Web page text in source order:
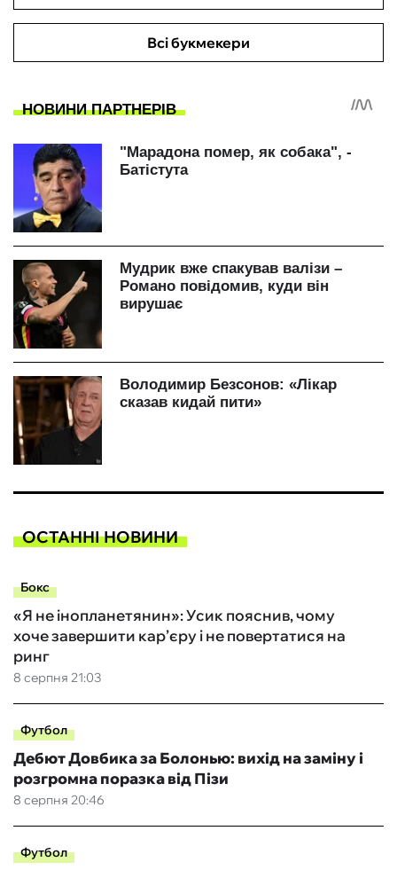
Всі букмекери
ОСТАННІ НОВИНИ
Бокс
8 серпня 21:03
«Я не інопланетянин»: Усик пояснив, чому
хоче завершити кар’єру і не повертатися на
ринг
Футбол
8 серпня 20:46
Дебют Довбика за Болонью: вихід на заміну і
розгромна поразка від Пізи
Футбол